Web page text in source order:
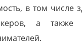
в том числе
а также